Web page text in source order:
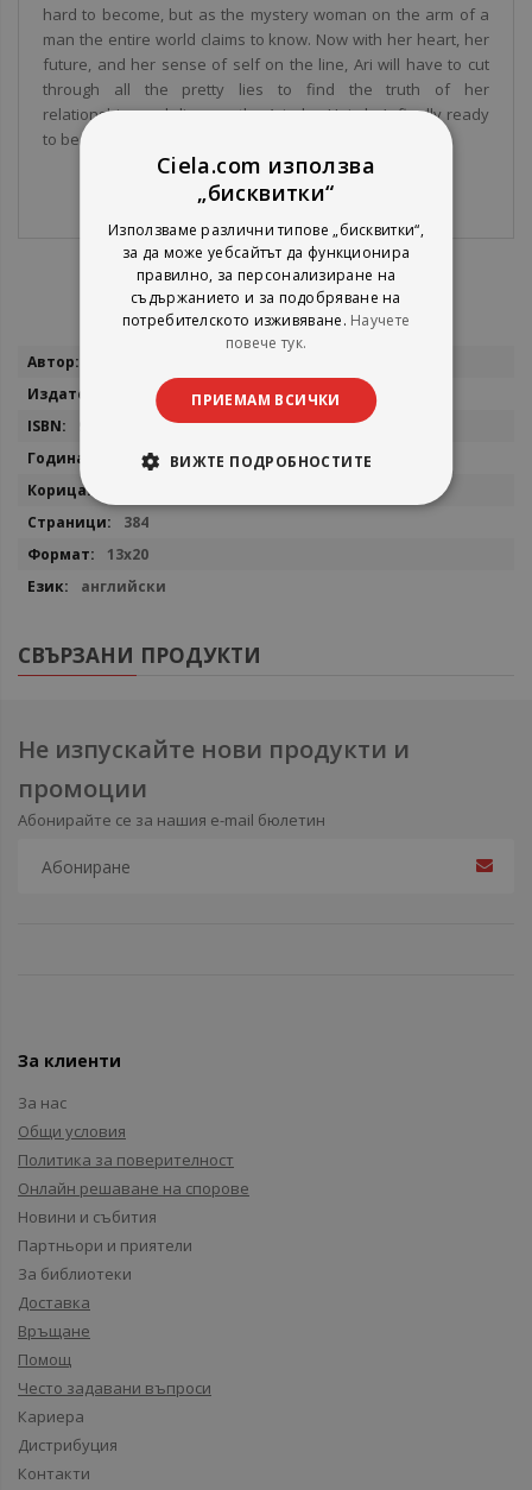
hard to become, but as the mystery woman on the arm of a
man the entire world claims to know. Now with her heart, her
future, and her sense of self on the line, Ari will have to cut
through all the pretty lies to find the truth of her
relationship...and discover the Ariadne Hui she’s finally ready
to be.
Повече
Sourcebooks
9781728277677
2023
384
13x20
английски
СВЪРЗАНИ ПРОДУКТИ
Не изпускайте нови продукти и
промоции
Абонирайте се за нашия e-mail бюлетин
За клиенти
За нас
Общи условия
Политика за поверителност
Онлайн решаване на спорове
Новини и събития
Партньори и приятели
За библиотеки
Доставка
Връщане
Помощ
Често задавани въпроси
Кариера
Дистрибуция
Контакти
Ciela.com използва
„бисквитки“
Използваме различни типове „бисквитки“,
за да може уебсайтът да функционира
правилно, за персонализиране на
съдържанието и за подобряване на
потребителското изживяване. Научете
повече тук.
ПРИЕМАМ ВСИЧКИ
ВИЖТЕ ПОДРОБНОСТИТЕ